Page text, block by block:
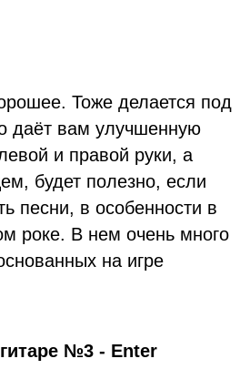
Тоже делается под
даёт вам улучшенную
и правой руки, а
будет полезно, если
песни, в особенности в
роке. В нем очень много
на игре
№3 - Enter